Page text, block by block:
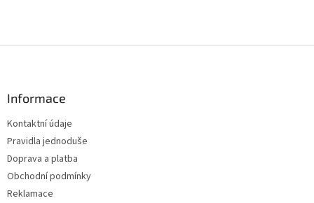
Informace
Kontaktní údaje
Pravidla jednoduše
Doprava a platba
Obchodní podmínky
Reklamace